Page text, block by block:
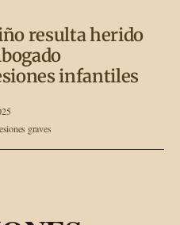
resulta herido
infantiles
graves